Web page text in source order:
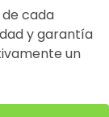
cada
y garantía
un